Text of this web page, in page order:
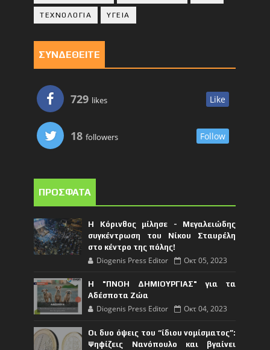
ΤΕΧΝΟΛΟΓΙΑ ΥΓΕΙΑ
ΣΥΝΔΕΘΕΙΤΕ
729 likes Like
18 followers Follow
ΠΡΟΣΦΑΤΑ
Η Κόρινθος μίλησε - Μεγαλειώδης
συγκέντρωση του Νίκου Σταυρέλη
στο κέντρο της πόλης!
Diogenis Press Editor Οκτ 05, 2023
Η "ΠΝΟΗ ΔΗΜΙΟΥΡΓΙΑΣ" για τα
Αδέσποτα Ζώα
Diogenis Press Editor Οκτ 04, 2023
Οι δυο όψεις του “ίδιου νομίσματος”:
Ψηφίζεις Νανόπουλο και βγαίνει